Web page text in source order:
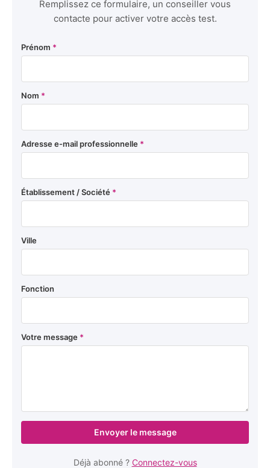
Remplissez ce formulaire, un conseiller vous
contacte pour activer votre accès test.
Prénom *
Nom *
Adresse e-mail professionnelle *
Établissement / Société *
Ville
Fonction
Votre message *
Envoyer le message
Déjà abonné ? Connectez-vous